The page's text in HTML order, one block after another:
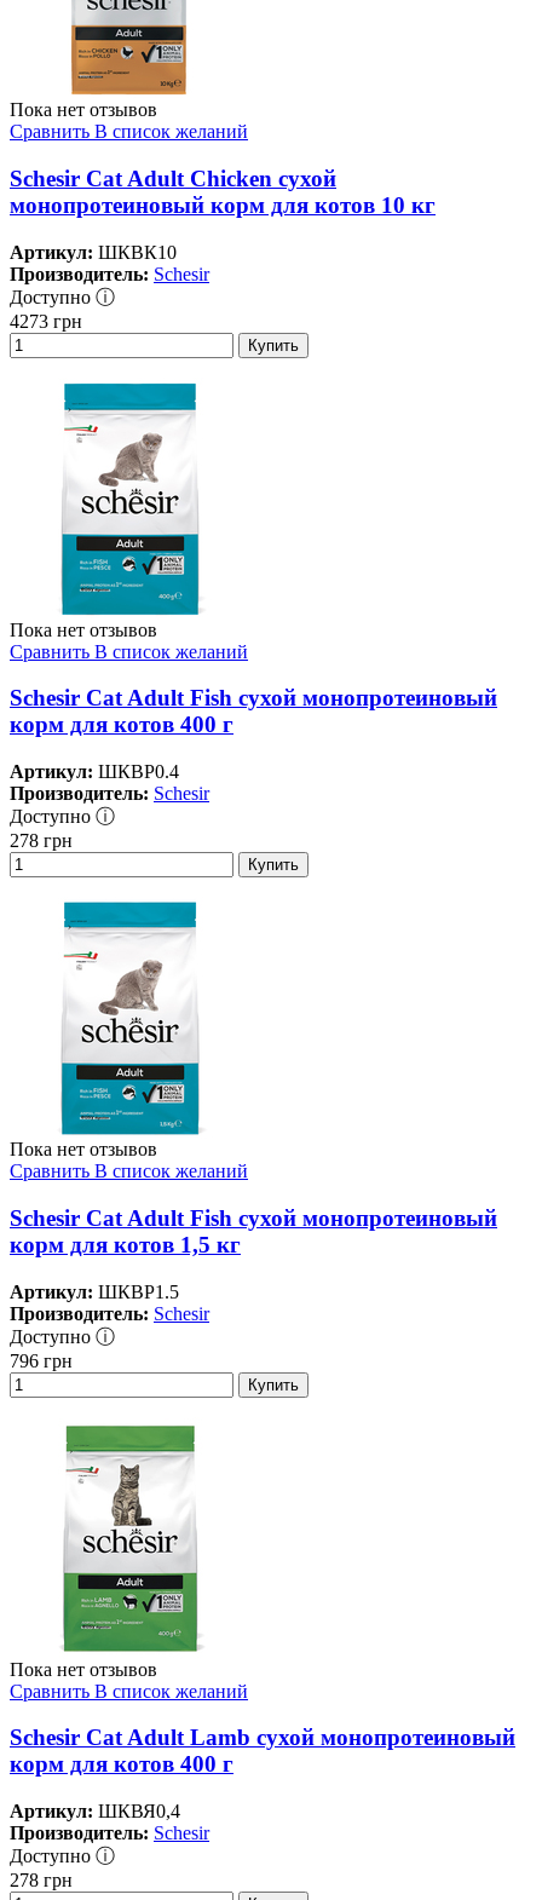
Пока нет отзывов
Сравнить В список желаний
Schesir Cat Adult Chicken сухой
монопротеиновый корм для котов 10 кг
Артикул: ШКВК10
Производитель: Schesir
Доступно ⓘ
4273 грн
Купить
Пока нет отзывов
Сравнить В список желаний
Schesir Cat Adult Fish сухой монопротеиновый
корм для котов 400 г
Артикул: ШКВР0.4
Производитель: Schesir
Доступно ⓘ
278 грн
Купить
Пока нет отзывов
Сравнить В список желаний
Schesir Cat Adult Fish сухой монопротеиновый
корм для котов 1,5 кг
Артикул: ШКВР1.5
Производитель: Schesir
Доступно ⓘ
796 грн
Купить
Пока нет отзывов
Сравнить В список желаний
Schesir Cat Adult Lamb сухой монопротеиновый
корм для котов 400 г
Артикул: ШКВЯ0,4
Производитель: Schesir
Доступно ⓘ
278 грн